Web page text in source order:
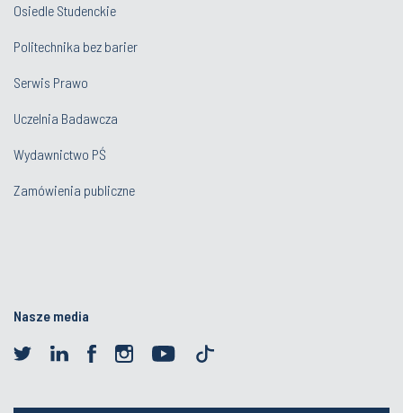
Osiedle Studenckie
Politechnika bez barier
Serwis Prawo
Uczelnia Badawcza
Wydawnictwo PŚ
Zamówienia publiczne
Nasze media